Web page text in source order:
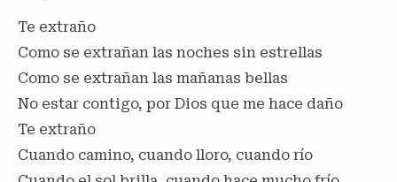
Te extraño
Como se extrañan las noches sin estrellas
Como se extrañan las mañanas bellas
No estar contigo, por Dios que me hace daño
Te extraño
Cuando camino, cuando lloro, cuando río